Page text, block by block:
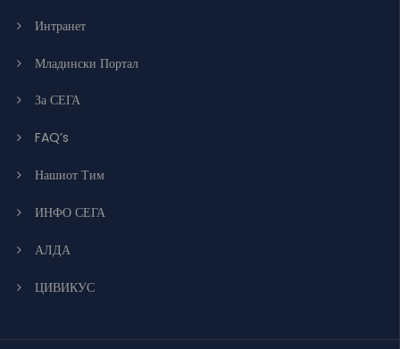
Интранет
Младински Портал
За СЕГА
FAQ’s
Нашиот Тим
ИНФО СЕГА
АЛДА
ЦИВИКУС